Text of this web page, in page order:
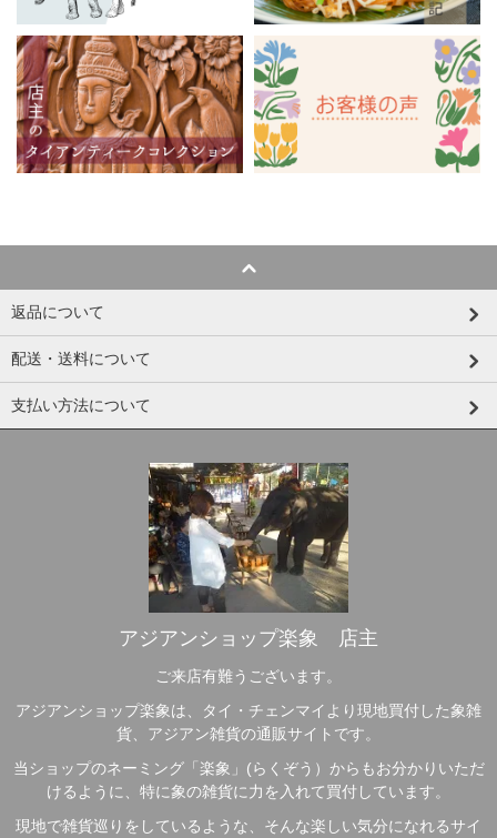
返品について
配送・送料について
支払い方法について
アジアンショップ楽象 店主
ご来店有難うございます。
アジアンショップ楽象は、タイ・チェンマイより現地買付した象雑
貨、アジアン雑貨の通販サイトです。
当ショップのネーミング「楽象」(らくぞう）からもお分かりいただ
けるように、特に象の雑貨に力を入れて買付しています。
現地で雑貨巡りをしているような、そんな楽しい気分になれるサイ